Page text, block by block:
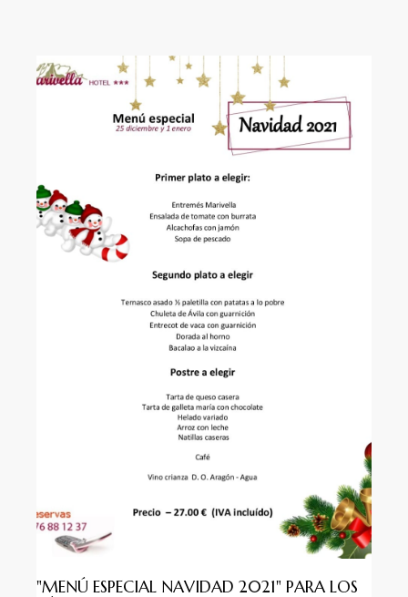
"MENÚ ESPECIAL NAVIDAD 2021" PARA LOS